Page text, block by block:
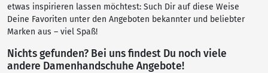
etwas inspirieren lassen möchtest: Such Dir auf diese Weise
Deine Favoriten unter den Angeboten bekannter und beliebter
Marken aus – viel Spaß!
Nichts gefunden? Bei uns findest Du noch viele
andere Damenhandschuhe Angebote!